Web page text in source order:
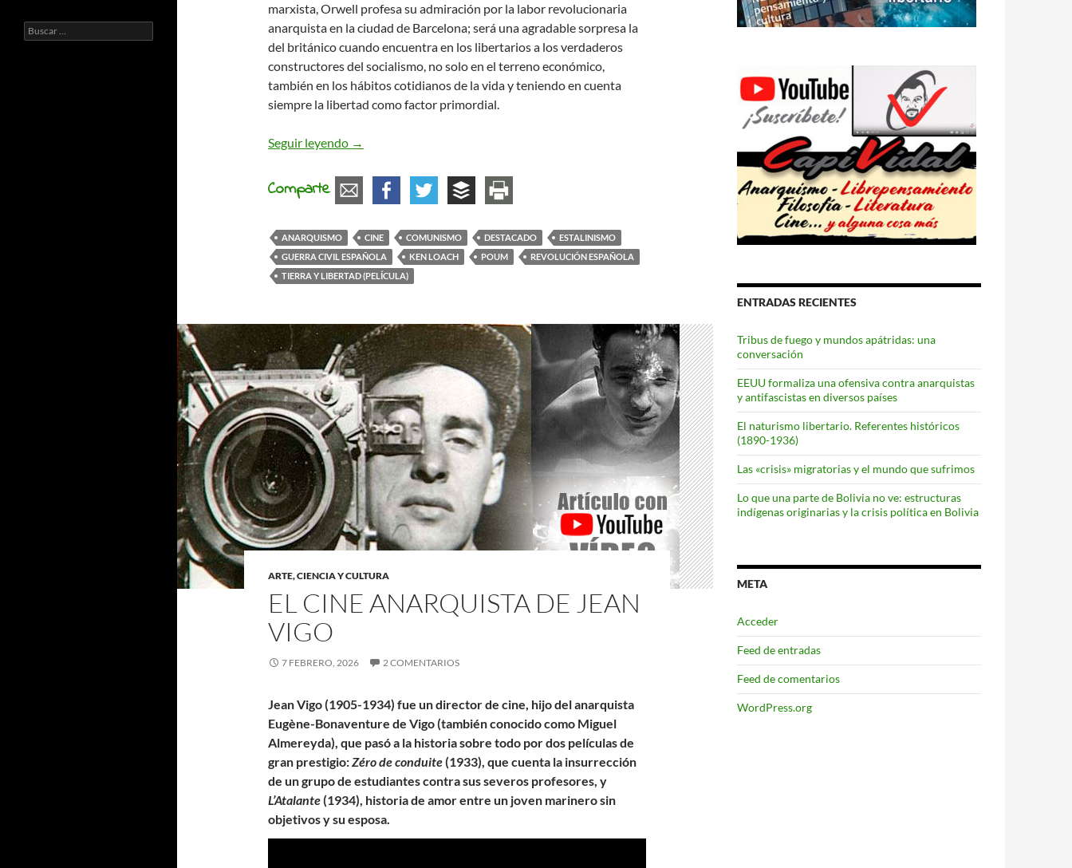
marxista, Orwell profesa su admiración por la labor revolucionaria
anarquista en la ciudad de Barcelona; será una agradable sorpresa la
del británico cuando encuentra en los libertarios a los verdaderos
constructores del socialismo, no solo en el terreno económico,
también en los hábitos cotidianos de la vida y teniendo en cuenta
siempre la libertad como factor primordial.
Seguir leyendo El film «Tierra y libertad» y el anarquismo
→
Comparte
ANARQUISMO CINE COMUNISMO DESTACADO
ESTALINISMO
GUERRA CIVIL ESPAÑOLA
KEN LOACH POUM
REVOLUCIÓN ESPAÑOLA
TIERRA Y LIBERTAD (PELÍCULA)
ARTE, CIENCIA Y CULTURA
EL CINE ANARQUISTA DE JEAN
VIGO
7 FEBRERO, 2026 2 COMENTARIOS
Jean Vigo (1905-1934) fue un director de cine, hijo del anarquista
Eugène-Bonaventure de Vigo (también conocido como Miguel
Almereyda), que pasó a la historia sobre todo por dos películas de
gran prestigio:Zéro de conduite(1933), que cuenta la insurrección
de un grupo de estudiantes contra sus severos profesores, y
L’Atalante(1934), historia de amor entre un joven marinero sin
objetivos y su esposa.
ENTRADAS RECIENTES
Tribus de fuego y mundos apátridas: una
conversación
EEUU formaliza una ofensiva contra anarquistas
y antifascistas en diversos países
El naturismo libertario. Referentes históricos
(1890-1936)
Las «crisis» migratorias y el mundo que sufrimos
Lo que una parte de Bolivia no ve: estructuras
indígenas originarias y la crisis política en Bolivia
META
Acceder
Feed de entradas
Feed de comentarios
WordPress.org
Buscar: